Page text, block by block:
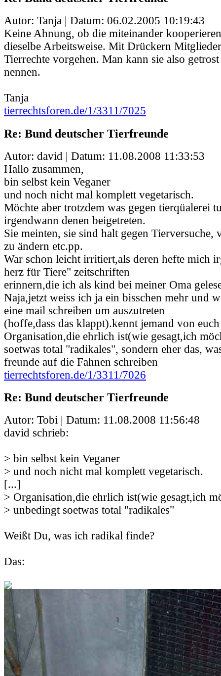
Autor: Tanja | Datum: 06.02.2005 10:19:43
Keine Ahnung, ob die miteinander
dieselbe Arbeitsweise. Mit Drückern
Tierrechte vorgehen. Man kann sie also
nennen.
Tanja
tierrechtsforen.de/1/3311/7025
Re: Bund deutscher Tierfreunde
Autor: david | Datum: 11.08.2008 11:33:53
Hallo zusammen,
bin selbst kein Veganer
und noch nicht mal komplett vegetarisch.
Möchte aber trotzdem was gegen tierqüalerei
irgendwann denen beigetreten.
Sie meinten, sie sind halt gegen Tierversuche,
zu ändern etc.pp.
War schon leicht irritiert,als deren hefte mich
herz für Tiere" zeitschriften
erinnern,die ich als kind bei meiner Oma
Naja,jetzt weiss ich ja ein bisschen mehr und
eine mail schreiben um auszutreten
(hoffe,dass das klappt).kennt jemand von
Organisation,die ehrlich ist(wie gesagt,ich
soetwas total "radikales", sondern eher das,
freunde auf die Fahnen schreiben
tierrechtsforen.de/1/3311/7026
Re: Bund deutscher Tierfreunde
Autor: Tobi | Datum: 11.08.2008 11:56:48
david schrieb:
> bin selbst kein Veganer
> und noch nicht mal komplett vegetarisch.
[...]
> Organisation,die ehrlich ist(wie gesagt,ich
> unbedingt soetwas total "radikales"
Weißt Du, was ich radikal finde?
Das: